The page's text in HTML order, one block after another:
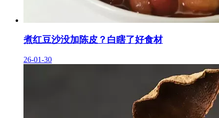
煮红豆沙没加陈皮？白瞎了好食材
26-01-30